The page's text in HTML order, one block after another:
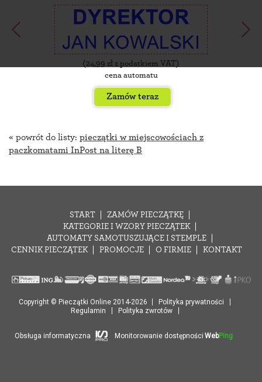
( 24,99 zł z podatkiem VAT)
cena automatu
Zamów teraz
« powrót do listy: pieczątki w miejscowościach z
paczkomatami InPost na literę B
START
ZAMÓW PIECZĄTKĘ
KATEGORIE I WZORY PIECZĄTEK
AUTOMATY SAMOTUSZUJĄCE I STEMPLE
CENNIK PIECZĄTEK
PROMOCJE O FIRMIE KONTAKT
Copyright © Pieczątki Online 2014-2026
Polityka prywatności
Regulamin
Polityka zwrotów
Obsługa informatyczna Monitorowanie dostępności WebPing